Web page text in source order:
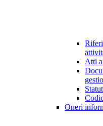
Atti
Oneri